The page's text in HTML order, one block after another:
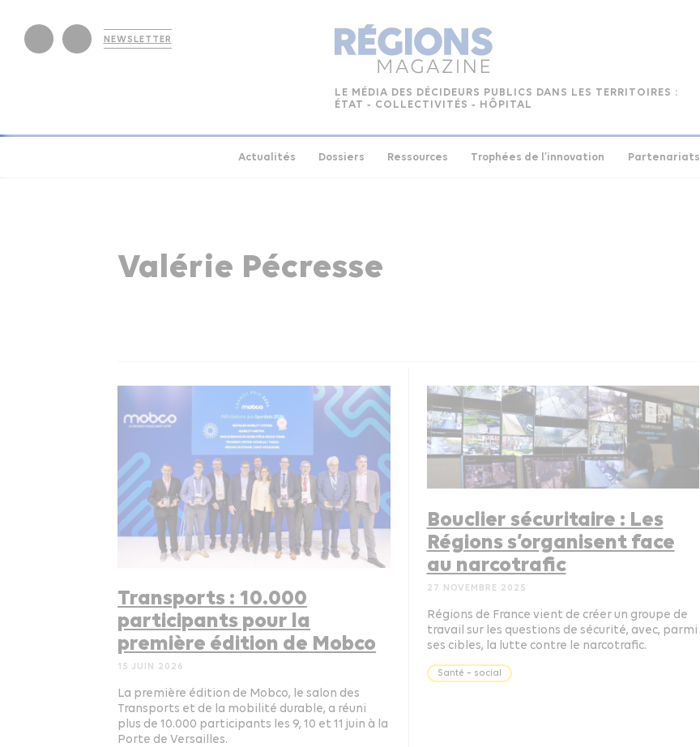
NEWSLETTER
LE MÉDIA DES DÉCIDEURS PUBLICS DANS LES TERRITOIRES :
ÉTAT ‑ COLLECTIVITÉS ‑ HÔPITAL
Actualités Dossiers Ressources Trophées de l’innovation Partenariats
Valérie Pécresse
Transports : 10.000
participants pour la
première édition de Mobco
15 JUIN 2026
La première édition de Mobco, le salon des
Transports et de la mobilité durable, a réuni
plus de 10.000 participants les 9, 10 et 11 juin à la
Porte de Versailles.
Bouclier sécuritaire : Les
Régions s’organisent face
au narcotrafic
27 NOVEMBRE 2025
Régions de France vient de créer un groupe de
travail sur les questions de sécurité, avec, parmi
ses cibles, la lutte contre le narcotrafic.
Santé – social